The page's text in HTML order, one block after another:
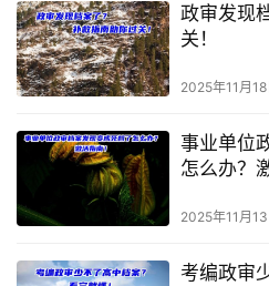
政审发现
关！
2025年11月18
事业单位
怎么办？
2025年11月13
考编政审